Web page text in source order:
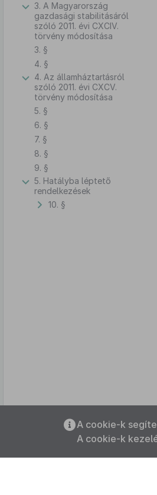
3. A Magyarország
gazdasági stabilitásáról
szóló 2011. évi CXCIV.
törvény módosítása
3. §
4. §
4. Az államháztartásról
szóló 2011. évi CXCV.
törvény módosítása
5. §
6. §
7. §
8. §
9. §
5. Hatályba léptető
rendelkezések
10. §
Az oldalmenübe visszatéréshez
ALT + S billentyűket.
A cookie-k
A cookie-k